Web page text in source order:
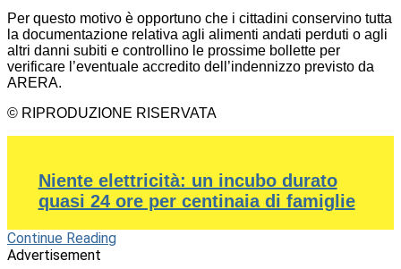
Per questo motivo è opportuno che i cittadini conservino tutta
la documentazione relativa agli alimenti andati perduti o agli
altri danni subiti e controllino le prossime bollette per
verificare l’eventuale accredito dell’indennizzo previsto da
ARERA.
© RIPRODUZIONE RISERVATA
Niente elettricità: un incubo durato
quasi 24 ore per centinaia di famiglie
Continue Reading
Advertisement